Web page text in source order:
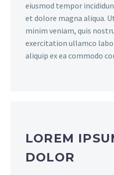
eiusmod tempor
et dolore magna aliqua.
minim veniam, quis
exercitation ullamco
aliquip ex ea commodo
LOREM
DOLOR